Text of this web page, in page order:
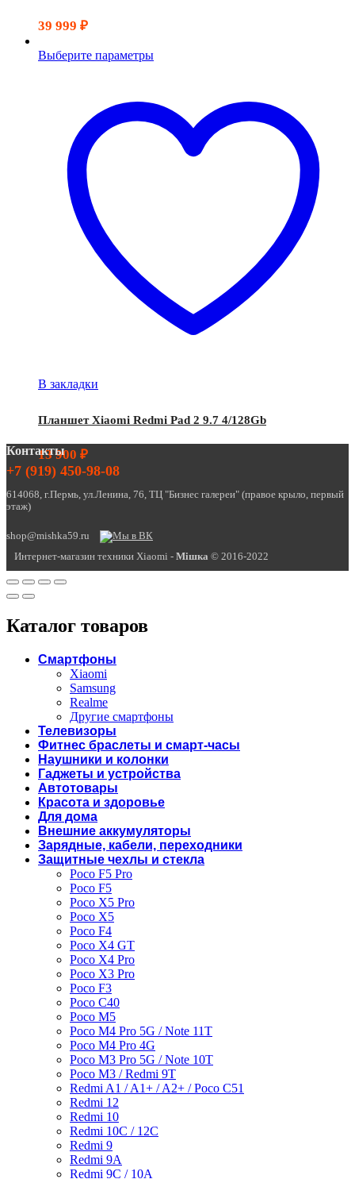
39 999 ₽
Выберите параметры
В закладки
Планшет Xiaomi Redmi Pad 2 9.7 4/128Gb
13 900 ₽
Контакты
+7 (919) 450-98-08
614068, г.Пермь, ул.Ленина, 76, ТЦ "Бизнес галереи" (правое крыло, первый
этаж)
shop@mishka59.ru
Интернет-магазин техники Xiaomi - Miшка © 2016-2022
Каталог товаров
Смартфоны
Xiaomi
Samsung
Realme
Другие смартфоны
Телевизоры
Фитнес браслеты и смарт-часы
Наушники и колонки
Гаджеты и устройства
Автотовары
Красота и здоровье
Для дома
Внешние аккумуляторы
Зарядные, кабели, переходники
Защитные чехлы и стекла
Poco F5 Pro
Poco F5
Poco X5 Pro
Poco X5
Poco F4
Poco X4 GT
Poco X4 Pro
Poco X3 Pro
Poco F3
Poco C40
Poco M5
Poco M4 Pro 5G / Note 11T
Poco M4 Pro 4G
Poco M3 Pro 5G / Note 10T
Poco M3 / Redmi 9T
Redmi A1 / A1+ / A2+ / Poco C51
Redmi 12
Redmi 10
Redmi 10C / 12C
Redmi 9
Redmi 9A
Redmi 9C / 10A